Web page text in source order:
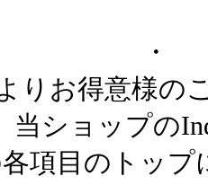
・
りお得意様の
当ショップの
項目のトッ